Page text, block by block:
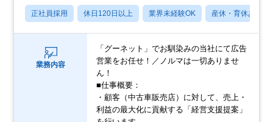
正社員採用 休日120日以上 業界未経験OK 産休・育休あり
業務内容
「グーネット」でお馴染みの当社にて広告
営業をお任せ！／ノルマは一切ありませ
ん！
■仕事概要：
・顧客（中古車販売店）に対して、売上・
利益の最大化に貢献する「経営支援提案」